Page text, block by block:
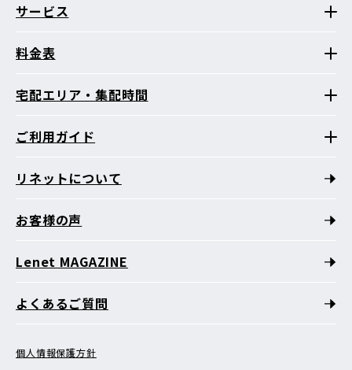
サービス
料金表
宅配エリア・集配時間
ご利用ガイド
リネットについて
お客様の声
Lenet MAGAZINE
よくあるご質問
個人情報保護方針